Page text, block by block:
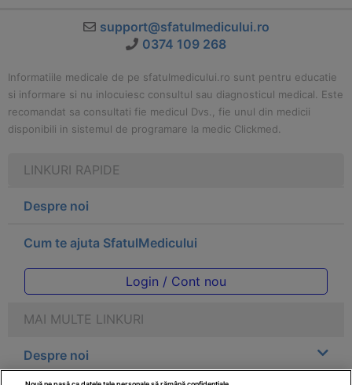
support@sfatulmedicului.ro
0374 109 268
Informatiile medicale de pe sfatulmedicului.ro sunt pentru educatie
si informare si nu inlocuiesc consultul sau diagnosticul medical. Este
recomandat sa consultati fie medicul Dvs., fie unul din medicii
disponibili in sistemul de programare la medic Clickmed.
LINKURI RAPIDE
Despre noi
Cum te ajuta SfatulMedicului
Login / Cont nou
MAI MULTE LINKURI
Despre noi